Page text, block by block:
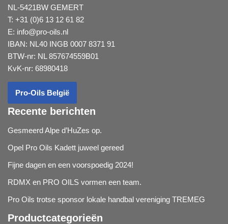
NL-5421BW GEMERT
T: +31 (0)6 13 12 61 82
E: info@pro-oils.nl
IBAN: NL40 INGB 0007 8371 91
BTW-nr: NL 857674559B01
KvK-nr: 68980418
Pro-Oils België
Recente berichten
Gesmeerd Alpe d’HuZes op.
Opel Pro Oils Kadett juweel gereed
Fijne dagen en een voorspoedig 2024!
RDMX en PRO OILS vormen een team.
Pro Oils trotse sponsor lokale handbal vereniging TREMEG
Productcategorieën